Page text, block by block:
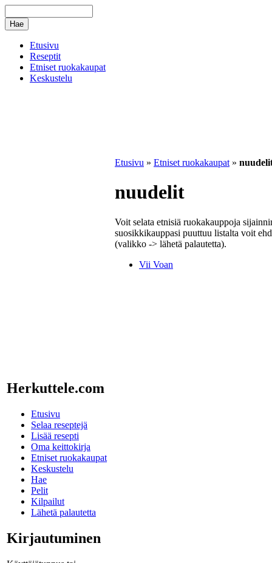
Etusivu
Reseptit
Etniset ruokakaupat
Keskustelu
Herkuttele.com
Etusivu
Selaa reseptejä
Lisää resepti
Oma keittokirja
Etniset ruokakaupat
Keskustelu
Hae
Pelit
Kilpailut
Lähetä palautetta
Kirjautuminen
Etusivu » Etniset ruokakaupat »
nuudelit
Voit selata etnisiä ruokakauppoja
suosikkikauppasi puuttuu listalta voit
(valikko -> lähetä palautetta).
Vii Voan